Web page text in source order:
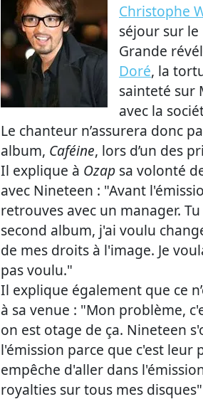
Christophe
séjour sur le
Grande
Doré, la
sainteté sur
avec la
Le chanteur n’assurera donc
album, Caféine, lors d’un des
Il explique à Ozap sa volonté
avec Nineteen : "Avant
retrouves avec un manager.
second album, j'ai voulu
de mes droits à l'image. Je
pas voulu."
Il explique également que ce
à sa venue : "Mon problème,
on est otage de ça. Nineteen
l'émission parce que c'est leur
empêche d'aller dans
royalties sur tous mes